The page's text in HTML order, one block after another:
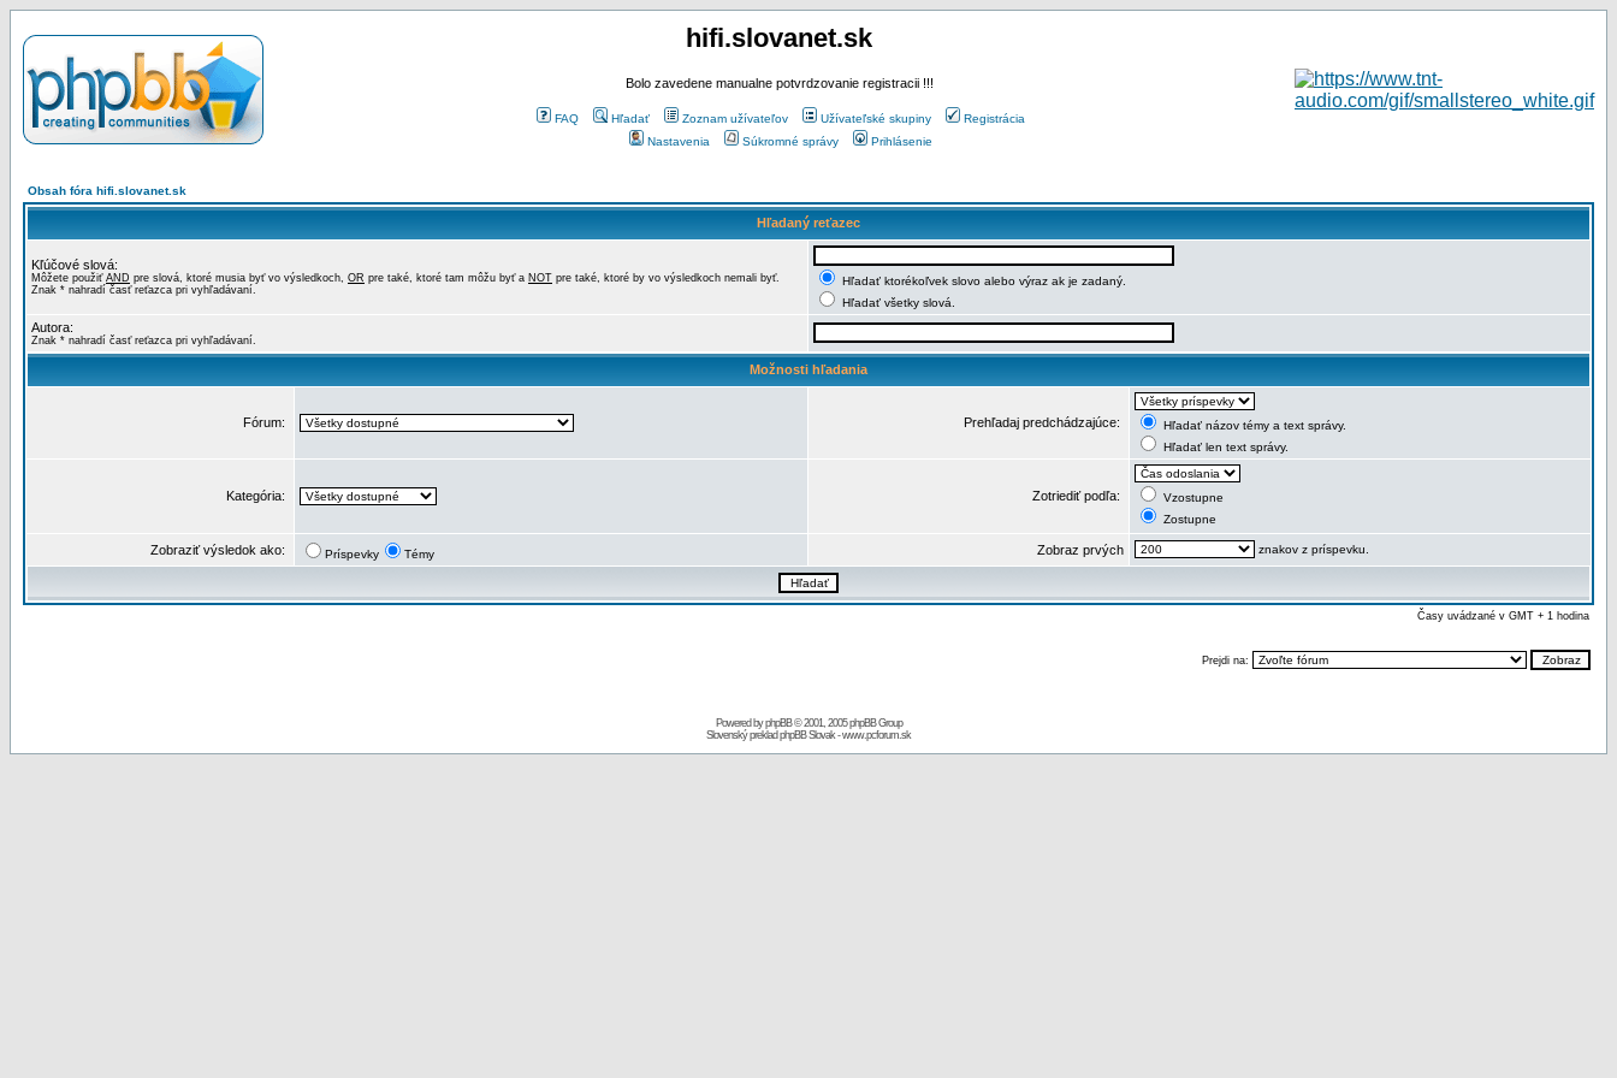
hifi.slovanet.sk
Bolo zavedene manualne potvrdzovanie registracii !!!
FAQ Hľadať Zoznam užívateľov Užívateľské skupiny
Registrácia
Nastavenia
Súkromné správy Prihlásenie
Obsah fóra hifi.slovanet.sk
Hľadaný reťazec
Kľúčové slová:
Môžete použiť AND pre slová, ktoré musia byť vo výsledkoch, OR pre také, ktoré tam môžu byť a NOT pre také, ktoré by vo výsledkoch nemali byť.
Znak * nahradí časť reťazca pri vyhľadávaní.
Hľadať ktorékoľvek slovo alebo výraz ak je zadaný.
Hľadať všetky slová.
Autora:
Znak * nahradí časť reťazca pri vyhľadávaní.
Možnosti hľadania
Fórum: Prehľadaj predchádzajúce:
Hľadať názov témy a text správy.
Hľadať len text správy.
Kategória: Zotriediť podľa:
Vzostupne
Zostupne
Zobraziť výsledok ako: Príspevky Témy Zobraz prvých znakov z príspevku.
Časy uvádzané v GMT + 1 hodina
Prejdi na:
Powered byphpBB© 2001, 2005 phpBB Group
Slovenský preklad phpBB Slovak-www.pcforum.sk